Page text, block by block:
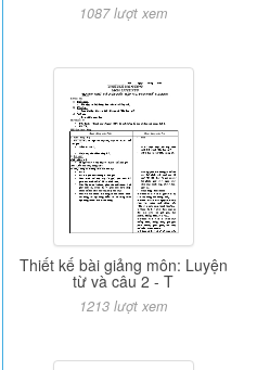
1087 lượt xem
Thiết kế bài giảng môn: Luyện
từ và câu 2 - T
1213 lượt xem